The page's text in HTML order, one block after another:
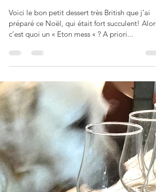
Perli Pascale
Eton mess à la
châtaigne, poire épicée
et fève tonka
Voici le bon petit dessert très British que j’ai
préparé ce Noël, qui était fort succulent! Alors,
c’est quoi un « Eton mess « ? A priori...